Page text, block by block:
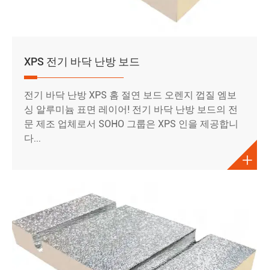
XPS 전기 바닥 난방 보드
전기 바닥 난방 XPS 홈 절연 보드 오렌지 껍질 엠보
싱 알루미늄 표면 레이어! 전기 바닥 난방 보드의 전
문 제조 업체로서 SOHO 그룹은 XPS 인을 제공합니
다...
